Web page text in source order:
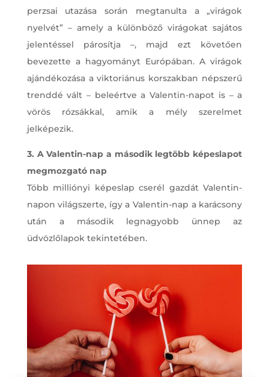
perzsai utazása során megtanulta a „virágok
nyelvét” – amely a különböző virágokat sajátos
jelentéssel párosítja –, majd ezt követően
bevezette a hagyományt Európában. A virágok
ajándékozása a viktoriánus korszakban népszerű
trenddé vált – beleértve a Valentin-napot is – a
vörös rózsákkal, amik a mély szerelmet
jelképezik.
3. A Valentin-nap a második legtöbb képeslapot
megmozgató nap
Több milliónyi képeslap cserél gazdát Valentin-
napon világszerte, így a Valentin-nap a karácsony
után a második legnagyobb ünnep az
üdvözlőlapok tekintetében.